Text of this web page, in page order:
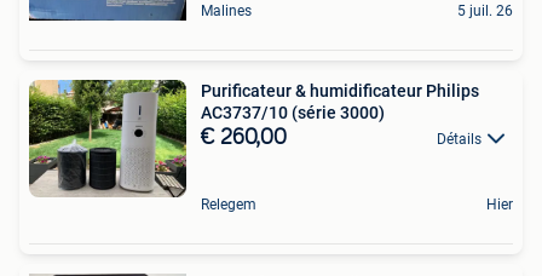
Malines 5 juil. 26
Purificateur & humidificateur Philips
AC3737/10 (série 3000)
€ 260,00 Détails
Relegem Hier